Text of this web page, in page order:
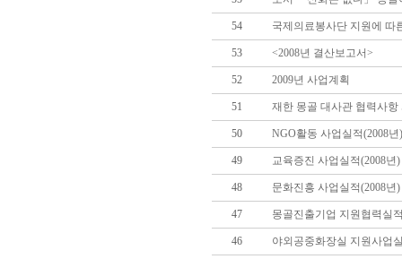
54 국제의료봉사단 지원에 따
53 <2008년 결산보고서>
52 2009년 사업계획
51 재한 몽골 대사관 협력사항
50 NGO활동 사업실적(2008년)
49 교육증진 사업실적(2008년)
48 문화진흥 사업실적(2008년)
47 몽골진출기업 지원협력실
46 야외공중화장실 지원사업